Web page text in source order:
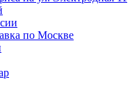
по Москве